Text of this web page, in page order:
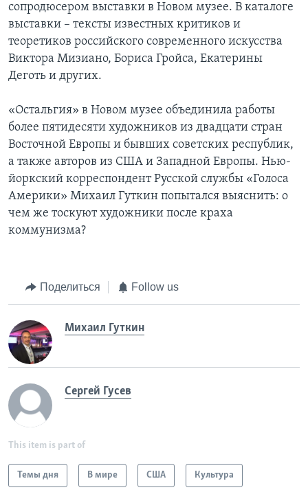
сопродюсером выставки в Новом музее. В каталоге
выставки – тексты известных критиков и
теоретиков российского современного искусства
Виктора Мизиано, Бориса Гройса, Екатерины
Деготь и других.
«Остальгия» в Новом музее объединила работы
более пятидесяти художников из двадцати стран
Восточной Европы и бывших советских республик,
а также авторов из США и Западной Европы. Нью-
йоркский корреспондент Русской службы «Голоса
Америки» Михаил Гуткин попытался выяснить: о
чем же тоскуют художники после краха
коммунизма?
Поделиться Follow us
Михаил Гуткин
Сергей Гусев
This item is part of
Темы дня В мире США Культура